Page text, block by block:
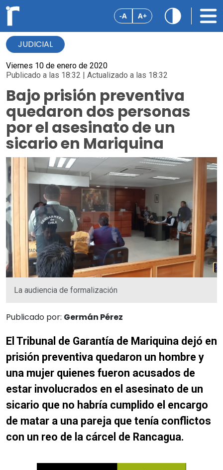
-A A+
JUDICIAL
Viernes 10 de enero de 2020
Publicado a las 18:32 | Actualizado a las 18:32
Bajo prisión preventiva
quedaron dos personas
por el asesinato de un
sicario en Mariquina
La audiencia de formalización
Publicado por: Germán Pérez
El Tribunal de Garantía de Mariquina dejó en
prisión preventiva quedaron un hombre y
una mujer quienes fueron acusados de
estar involucrados en el asesinato de un
sicario que no habría cumplido el encargo
de matar a una pareja que tenía conflictos
con un reo de la cárcel de Rancagua.